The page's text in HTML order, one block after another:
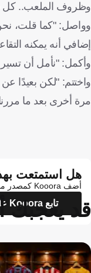
وظروف الملعب.. كل
وواصل: "كما قلت، نحن
إضافي أنه يمكنه
وأكمل: "نأمل أن تسير
واختتم: "لكن بعيدًا
مرة أخرى بعد ما
هل استمتعت
أضف Kooora كمصدر مفضل على جوجل للاطلاع على المزيد من تقاريرنا
تابع Kooora على جوجل
قد يعجبك